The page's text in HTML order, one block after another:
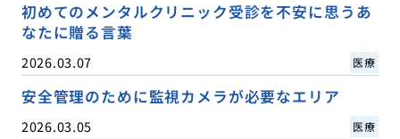
初めてのメンタルクリニック受診を不安に思うあ
なたに贈る言葉
2026.03.07 医療
安全管理のために監視カメラが必要なエリア
2026.03.05 医療